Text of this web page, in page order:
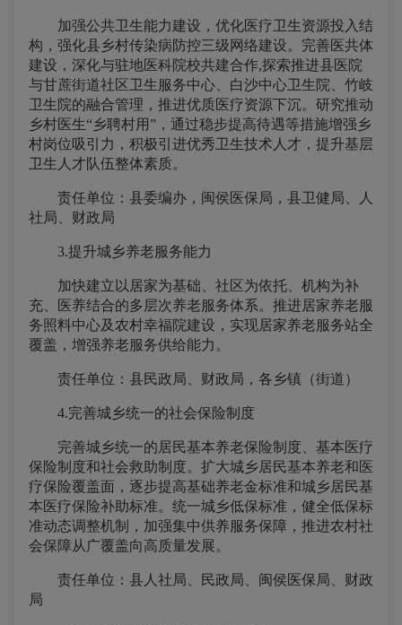
加强公共卫生能力建设，优化医疗卫生资源投入结
构，强化县乡村传染病防控三级网络建设。完善医共体
建设，深化与驻地医科院校共建合作,探索推进县医院
与甘蔗街道社区卫生服务中心、白沙中心卫生院、竹岐
卫生院的融合管理，推进优质医疗资源下沉。研究推动
乡村医生“乡聘村用”，通过稳步提高待遇等措施增强乡
村岗位吸引力，积极引进优秀卫生技术人才，提升基层
卫生人才队伍整体素质。
责任单位：县委编办，闽侯医保局，县卫健局、人
社局、财政局
3.提升城乡养老服务能力
加快建立以居家为基础、社区为依托、机构为补
充、医养结合的多层次养老服务体系。推进居家养老服
务照料中心及农村幸福院建设，实现居家养老服务站全
覆盖，增强养老服务供给能力。
责任单位：县民政局、财政局，各乡镇（街道）
4.完善城乡统一的社会保险制度
完善城乡统一的居民基本养老保险制度、基本医疗
保险制度和社会救助制度。扩大城乡居民基本养老和医
疗保险覆盖面，逐步提高基础养老金标准和城乡居民基
本医疗保险补助标准。统一城乡低保标准，健全低保标
准动态调整机制，加强集中供养服务保障，推进农村社
会保障从广覆盖向高质量发展。
责任单位：县人社局、民政局、闽侯医保局、财政
局